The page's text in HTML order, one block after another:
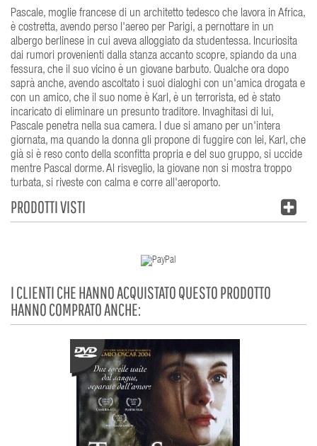
Pascale, moglie francese di un architetto tedesco che lavora in Africa,
è costretta, avendo perso l'aereo per Parigi, a pernottare in un
albergo berlinese in cui aveva alloggiato da studentessa. Incuriosita
dai rumori provenienti dalla stanza accanto scopre, spiando da una
fessura, che il suo vicino è un giovane barbuto. Qualche ora dopo
saprà anche, avendo ascoltato i suoi dialoghi con un'amica drogata e
con un amico, che il suo nome è Karl, è un terrorista, ed è stato
incaricato di eliminare un presunto traditore. Invaghitasi di lui,
Pascale penetra nella sua camera. I due si amano per un'intera
giornata, ma quando la donna gli propone di fuggire con lei, Karl, che
già si è reso conto della sconfitta propria e del suo gruppo, si uccide
mentre Pascal dorme. Al risveglio, la giovane non si mostra troppo
turbata, si riveste con calma e corre all'aeroporto.
PRODOTTI VISTI
I CLIENTI CHE HANNO ACQUISTATO QUESTO PRODOTTO
HANNO COMPRATO ANCHE: